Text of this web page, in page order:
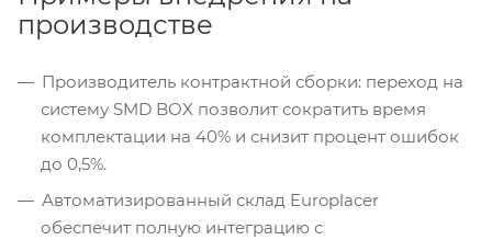
производстве
Производитель контрактной сборки: переход на
систему SMD BOX позволит сократить время
комплектации на 40% и снизит процент ошибок
до 0,5%.
Автоматизированный склад Europlacer
обеспечит полную интеграцию с